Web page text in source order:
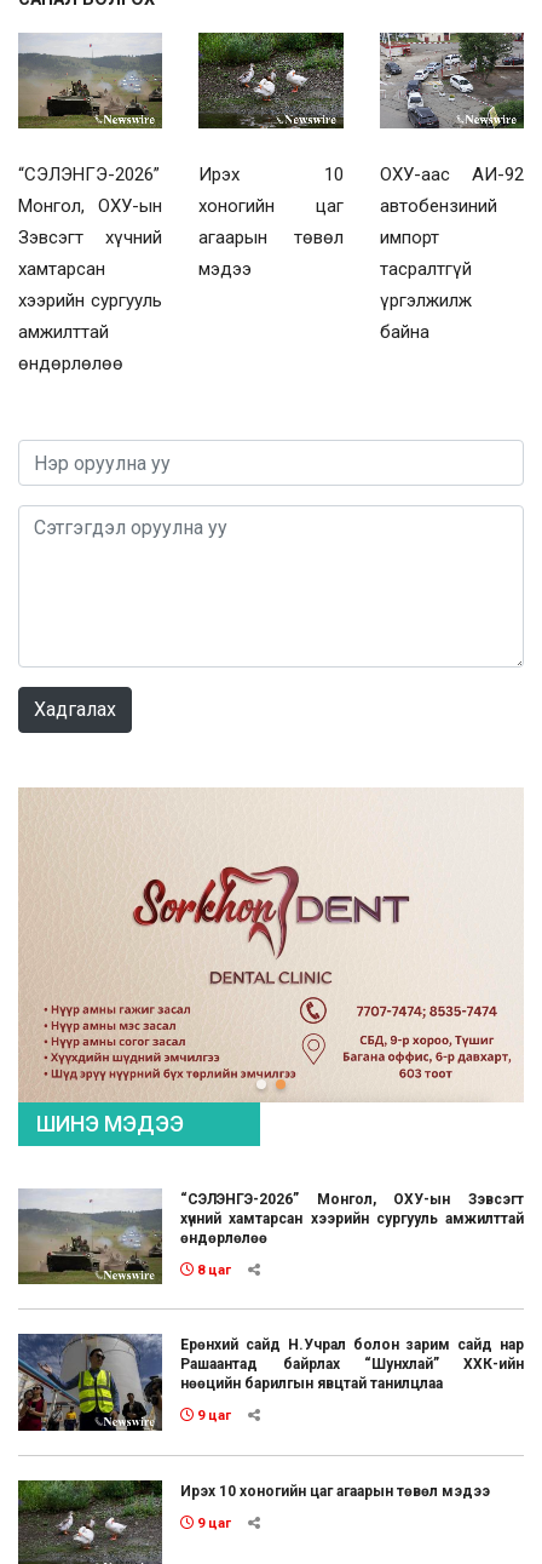
“СЭЛЭНГЭ-2026”
Монгол, ОХУ-ын
Зэвсэгт хүчний
хамтарсан
хээрийн сургууль
амжилттай
өндөрлөлөө
Ирэх 10
хоногийн цаг
агаарын төвөл
мэдээ
ОХУ-аас АИ-92
автобензиний
импорт
тасралтгүй
үргэлжилж
байна
Хадгалах
ШИНЭ МЭДЭЭ
“СЭЛЭНГЭ-2026” Монгол, ОХУ-ын Зэвсэгт
хүчний хамтарсан хээрийн сургууль амжилттай
өндөрлөлөө
8 цаг
Ерөнхий сайд Н.Учрал болон зарим сайд нар
Рашаантад байрлах “Шунхлай” ХХК-ийн
нөөцийн барилгын явцтай танилцлаа
9 цаг
Ирэх 10 хоногийн цаг агаарын төвөл мэдээ
9 цаг